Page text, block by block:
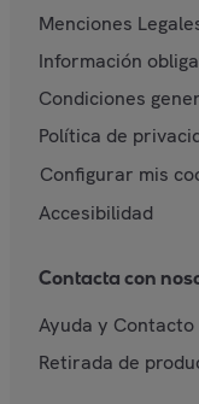
Menciones
Información
Condiciones
Política de
Configurar mis
Accesibilidad
Contacta con
Ayuda y Contacto
Retirada de